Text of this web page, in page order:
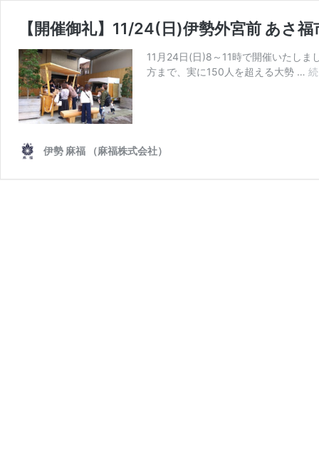
【開催御礼】11/24(日)伊勢外宮前 あさ
11月24日(日)8～11時で開催いたし
方まで、実に150人を超える大勢 …
伊勢 麻福 （麻福株式会社）